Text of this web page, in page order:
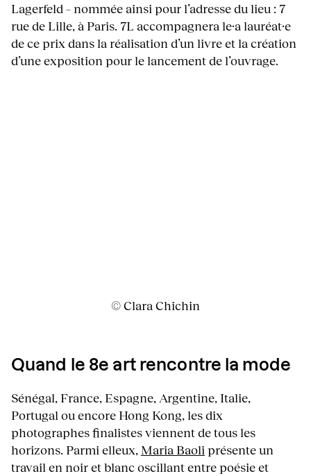
Lagerfeld – nommée ainsi pour l’adresse du lieu : 7
rue de Lille, à Paris. 7L accompagnera le·a lauréat·e
de ce prix dans la réalisation d’un livre et la création
d’une exposition pour le lancement de l’ouvrage.
© Clara Chichin
Quand le 8e art rencontre la mode
Sénégal, France, Espagne, Argentine, Italie,
Portugal ou encore Hong Kong, les dix
photographes finalistes viennent de tous les
horizons. Parmi elleux, Maria Baoli présente un
travail en noir et blanc oscillant entre poésie et